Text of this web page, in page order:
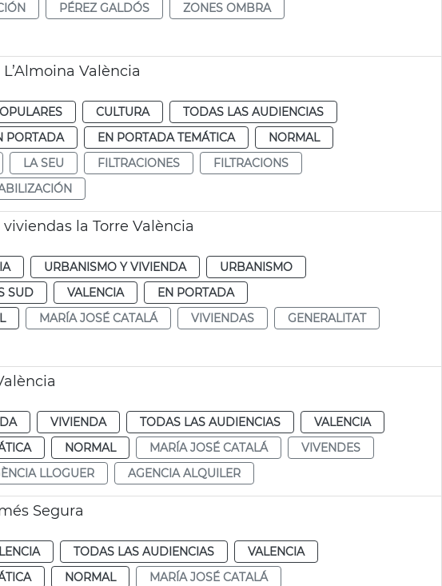
PÉREZ GALDÓS
ZONES OMBRA
València
CULTURA
TODAS LAS AUDIENCIAS
PORTADA EN PORTADA TEMÁTICA
NORMAL
LA SEU FILTRACIONES
FILTRACIONS
la Torre València
URBANISMO Y VIVIENDA
URBANISMO
SUD VALENCIA
EN PORTADA
MARÍA JOSÉ CATALÁ VIVIENDAS
GENERALITAT
VIVIENDA TODAS LAS AUDIENCIAS
VALENCIA
NORMAL MARÍA JOSÉ CATALÁ
VIVENDES
LLOGUER AGENCIA ALQUILER
Segura
TODAS LAS AUDIENCIAS
VALENCIA
NORMAL
MARÍA JOSÉ CATALÁ